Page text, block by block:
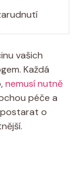
‌vašich
Každá
nemusí ​nutně
péče a
postarat o